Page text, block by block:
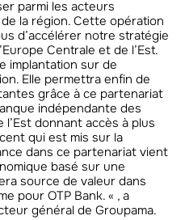
parmi les acteurs
la région. Cette opération
d’accélérer notre stratégie
Centrale et de l’Est.
implantation sur de
Elle permettra enfin de
grâce à ce partenariat
indépendante des
donnant accès à plus
qui est mis sur la
dans ce partenariat vient
basé sur une
source de valeur dans
pour OTP Bank. « , a
général de Groupama.